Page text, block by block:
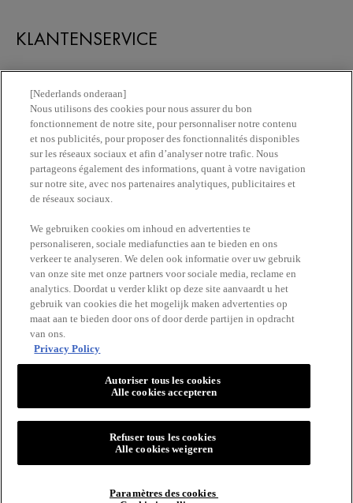
KLANTENSERVICE
Vind een apotheek
ERetailer List
BLIJF OP DE HOOGTE
VICHY
Vichy France CAI/CAF 03
TSA 75000 93584 ST OUEN CEDEX FR.
[Nederlands onderaan]
Nous utilisons des cookies pour nous assurer du bon
fonctionnement de notre site, pour personnaliser notre contenu
et nos publicités, pour proposer des fonctionnalités disponibles
sur les réseaux sociaux et afin d’analyser notre trafic. Nous
partageons également des informations, quant à votre navigation
sur notre site, avec nos partenaires analytiques, publicitaires et
de réseaux sociaux.
We gebruiken cookies om inhoud en advertenties te
personaliseren, sociale mediafuncties aan te bieden en ons
verkeer te analyseren. We delen ook informatie over uw gebruik
van onze site met onze partners voor sociale media, reclame en
analytics. Doordat u verder klikt op deze site aanvaardt u het
gebruik van cookies die het mogelijk maken advertenties op
maat aan te bieden door ons of door derde partijen in opdracht
van ons.
Privacy Policy
Paramètres des cookies
Refuser tous les cookies
Alle cookies weigeren
Autoriser tous les cookies
Alle cookies accepteren